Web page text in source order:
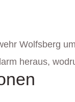
Wolfsberg
heraus,